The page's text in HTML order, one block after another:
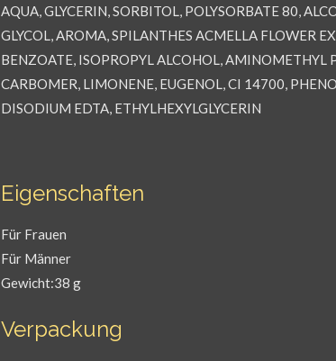
AQUA, GLYCERIN, SORBITOL, POLYSORBATE 80,
GLYCOL, AROMA, SPILANTHES ACMELLA FLOWER
BENZOATE, ISOPROPYL ALCOHOL, AMINOMETHYL
CARBOMER, LIMONENE, EUGENOL, CI 14700,
DISODIUM EDTA, ETHYLHEXYLGLYCERIN
Eigenschaften
Für Frauen
Für Männer
Gewicht:38 g
Verpackung